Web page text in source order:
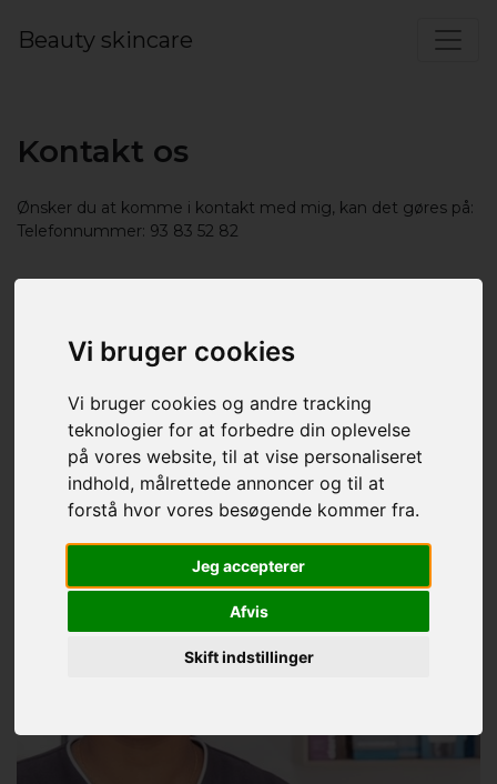
Vi bruger cookies
Vi bruger cookies og andre tracking
teknologier for at forbedre din oplevelse
på vores website, til at vise personaliseret
indhold, målrettede annoncer og til at
forstå hvor vores besøgende kommer fra.
Jeg accepterer
Afvis
Skift indstillinger
Beauty skincare
Kontakt os
Ønsker du at komme i kontakt med mig, kan det gøres på:
Telefonnummer: 93 83 52 82